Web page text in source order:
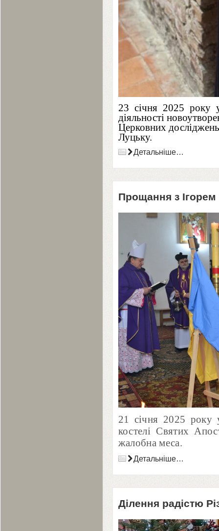
23 січня 2025 року
діяльності
Церковних
Луцьку.
Детальніше…
Прощання з
21 січня 2025 року
костелі Святих
жалобна меса.
Детальніше…
Ділення радістю